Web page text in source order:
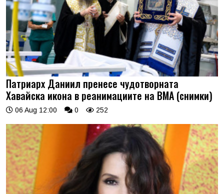
Патриарх Даниил пренесе чудотворната
Хавайска икона в реанимациите на ВМА (снимки)
06 Aug 12:00 0 252